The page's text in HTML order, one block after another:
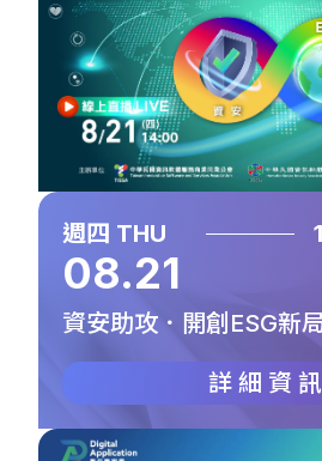
週四 THU
08.21
資安助攻．開創ESG新
詳細資訊